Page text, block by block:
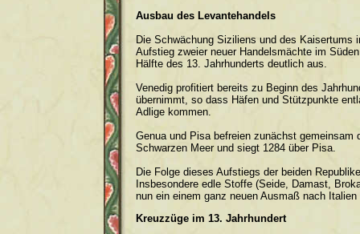
Ausbau des Levantehandels
Die Schwächung Siziliens und des Kaisertums
Aufstieg zweier neuer Handelsmächte im
Hälfte des 13. Jahrhunderts deutlich aus.
Venedig profitiert bereits zu Beginn des
übernimmt, so dass Häfen und Stützpunkte
Adlige kommen.
Genua und Pisa befreien zunächst
Schwarzen Meer und siegt 1284 über Pisa.
Die Folge dieses Aufstiegs der beiden
Insbesondere edle Stoffe (Seide, Damast,
nun ein einem ganz neuen Ausmaß nach
Kreuzzüge im 13. Jahrhundert